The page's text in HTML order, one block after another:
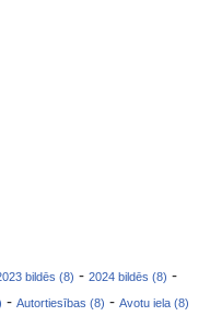
bildēs (8) - 2024 bildēs (8) -
- Autortiesības (8) - Avotu iela (8)